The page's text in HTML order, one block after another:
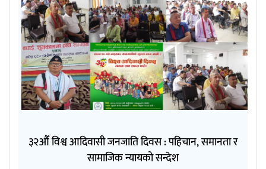
३२औँ विश्व आदिवासी जनजाति दिवस : पहिचान, समानता र
सामाजिक न्यायको सन्देश